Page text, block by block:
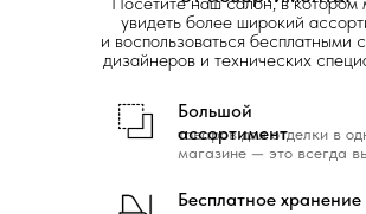
Бесплатное хранение
товаров для отделки в
магазине — это всегда
Большой
ассортимент
увидеть более широкий
и воспользоваться бесплатными
дизайнеров и технических